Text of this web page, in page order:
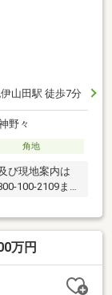
山田駅 徒歩7分
野々
角地
び現地案内は
また
万円